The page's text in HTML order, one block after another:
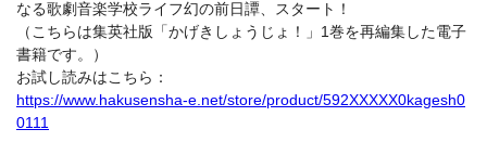
なる歌劇音楽学校ライフ幻の前日譚、スタート！
（こちらは集英社版「かげきしょうじょ！」1巻を再編集した電子
書籍です。）
お試し読みはこちら：
https://www.hakusensha-e.net/store/product/592XXXXX0kagesh0
0111